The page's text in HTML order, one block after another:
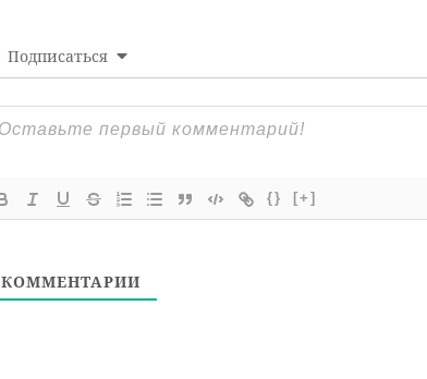
Подписаться
{} [+]
КОММЕНТАРИИ